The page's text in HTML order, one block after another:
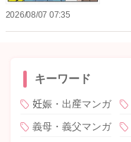
2026/08/07 07:35
キーワード
妊娠・出産マンガ
義母・義父マンガ